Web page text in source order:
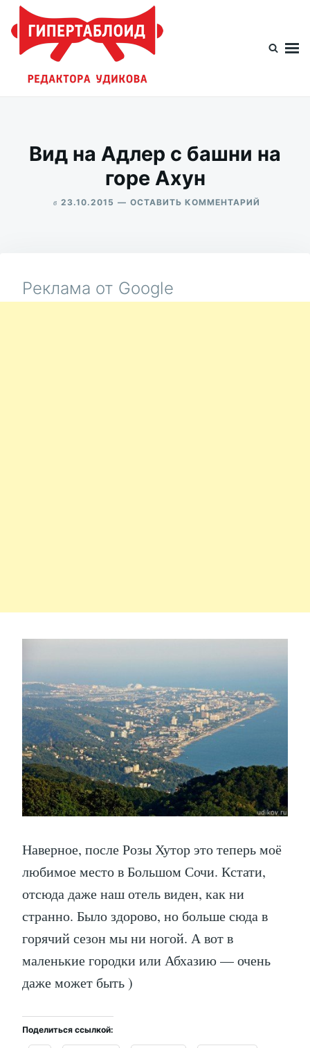
Перейти
содержимому
Искать:
Вид на Адлер с башни на
горе Ахун
в 23.10.2015 ОСТАВИТЬ КОММЕНТАРИЙ
Реклама от Google
Наверное, после Розы Хутор это теперь моё
любимое место в Большом Сочи. Кстати,
отсюда даже наш отель виден, как ни
странно. Было здорово, но больше сюда в
горячий сезон мы ни ногой. А вот в
маленькие городки или Абхазию — очень
даже может быть )
Поделиться ссылкой: